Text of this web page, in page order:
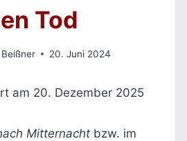
Tod
20. Juni 2024
am 20. Dezember 2025
Mitternachtbzw. im